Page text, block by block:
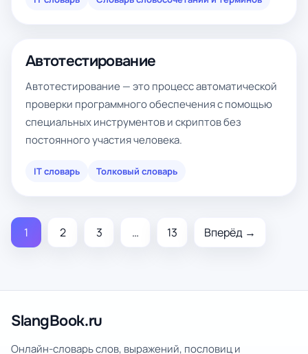
Автотестирование
Автотестирование — это процесс автоматической
проверки программного обеспечения с помощью
специальных инструментов и скриптов без
постоянного участия человека.
IT словарь Толковый словарь
1 2 3 … 13 Вперёд →
SlangBook.ru
Онлайн-словарь слов, выражений, пословиц и